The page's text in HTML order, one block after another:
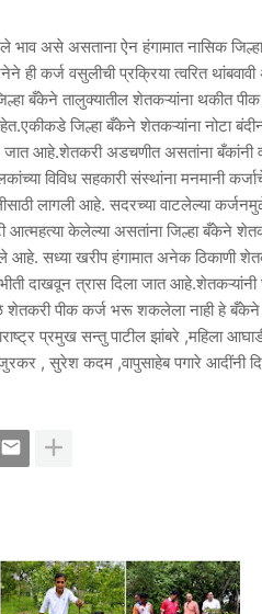
असे असताना ऐन हंगामात नासिक
ही कर्ज वसुलीची प्रक्रिया त्वरित
बँकेने तालुक्यातील शेतकऱ्यांना थकीत
जिल्हा बँकेने शेतकऱ्यांना नोटा
जात आहे.शेतकरी अडचणीत असतांना
विविध सहकारी संस्थांना मनमानी
लागली आहे. सदरच्या वाटलेल्या
केलेल्या असतांना जिल्हा बँकेने
सध्या खरीप हंगामात अनेक ठिकाणी
दाखवून त्रास दिला जात आहे.शेतकऱ्यांनी
शेतकरी पीक कर्ज भरू शकलेला नाही हे बँकेने
प्रमुख सन्तु पाटील झांबरे ,महिला
, सुरेश कदम ,वापुसाहेब पगारे आदींनी